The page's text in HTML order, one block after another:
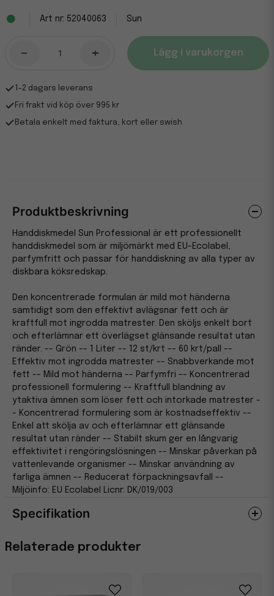
52040063 Sun
- + Lägg i varukorgen
1-2 dagars leverans
Fri frakt vid köp över 995 kr
Betala enkelt med faktura, kort eller swish
Relaterade produkter
Produktbeskrivning
Handdiskmedel Sun Professional är ett professionellt
handdiskmedel som är miljömärkt med EU-Ecolabel,
parfymfritt och passar för handdiskning av alla typer av
diskbara köksredskap.
Den koncentrerade formulan är mild mot händerna
samtidigt som den effektivt avlägsnar fett och är
kraftfull mot ingrodda matrester. Den sköljs enkelt bort
och efterlämnar ett överlägset glänsande resultat utan
ränder. -- Grön -- 1 Liter -- 12 st/krt -- 60 krt/pall --
Effektiv mot ingrodda matrester -- Snabbverkande mot
fett -- Mild mot händerna -- Parfymfri -- Koncentrerad
professionell formulering -- Kraftfull blandning av
ytaktiva ämnen som löser fett och intorkade matrester -
- Koncentrerad formulering som är kostnadseffektiv --
Enkel att skölja av och efterlämnar ett glänsande
resultat utan ränder -- Stabilt skum ger en långvarig
effektivitet i rengöringslösningen -- Minskar påverkan på
vattenlevande organismer -- Minskar användning av
farliga ämnen -- Reducerat förpackningsavfall --
Miljöinfo: EU Ecolabel Licnr: DK/019/003
Specifikation
Egenskaper